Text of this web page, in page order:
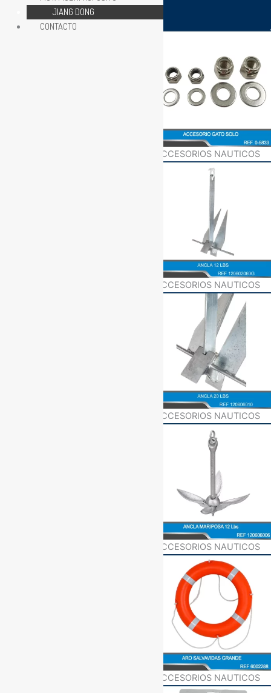
Search Button
ACCESORIOS NAUTICOS
ACCESORIOS NAUTICOS
ACCESORIOS NAUTICOS
ACCESORIOS NAUTICOS
ACCESORIOS NAUTICOS
JIANG DONG
CONTACTO